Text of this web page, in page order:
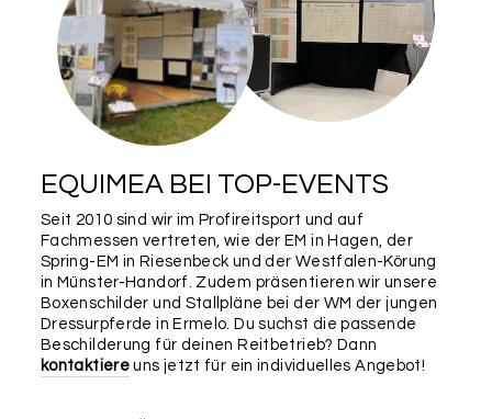
EQUIMEA BEI TOP-EVENTS
Seit 2010 sind wir im Profireitsport und auf
Fachmessen vertreten, wie der EM in Hagen, der
Spring-EM in Riesenbeck und der Westfalen-Körung
in Münster-Handorf. Zudem präsentieren wir unsere
Boxenschilder und Stallpläne bei der WM der jungen
Dressurpferde in Ermelo. Du suchst die passende
Beschilderung für deinen Reitbetrieb? Dann
kontaktiere uns jetzt für ein individuelles Angebot!